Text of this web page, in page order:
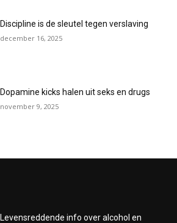
Discipline is de sleutel tegen verslaving
december 16, 2025
Dopamine kicks halen uit seks en drugs
november 9, 2025
Levensreddende info over alcohol en